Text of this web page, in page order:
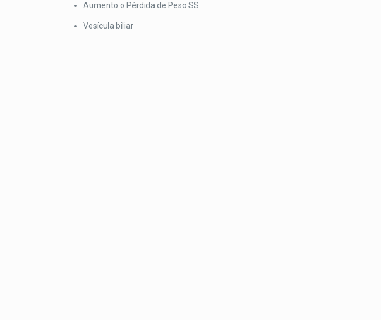
Aumento o Pérdida de Peso SS
Vesícula biliar